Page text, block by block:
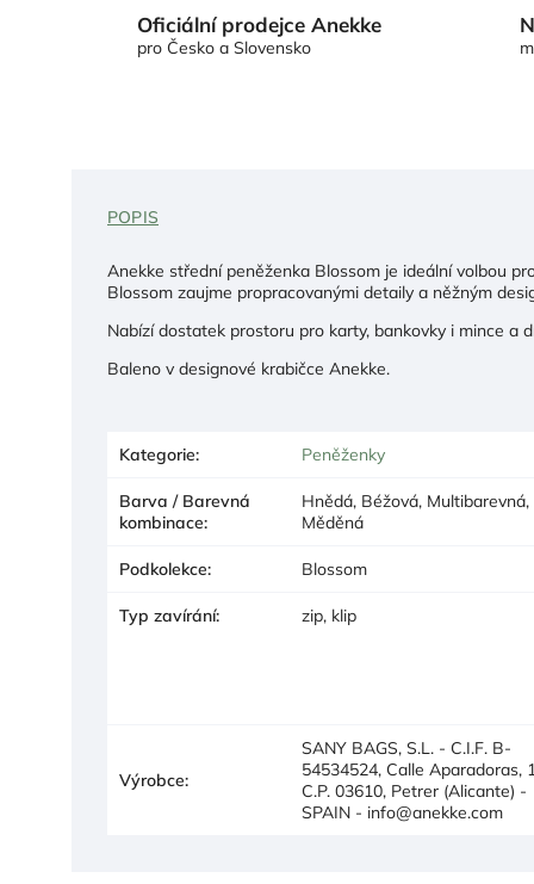
Oficiální prodejce Anekke
pro Česko a Slovensko
POPIS
Anekke střední peněženka Blossom je ideální volbou
Blossom zaujme propracovanými detaily a něžným
Nabízí dostatek prostoru pro karty, bankovky i mince a
Baleno v designové krabičce Anekke.
Kategorie: Peněženky
Barva / Barevná
kombinace:
Hnědá, Béžová, Multibarevná,
Měděná
Podkolekce: Blossom
Typ zavírání:
zip, klip
Výrobce:
SANY BAGS, S.L. - C.I.F. B-
54534524, Calle Aparadoras,
C.P. 03610, Petrer (Alicante) -
SPAIN - info@anekke.com